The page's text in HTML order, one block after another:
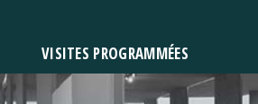
VISITES PROGRAMMÉES